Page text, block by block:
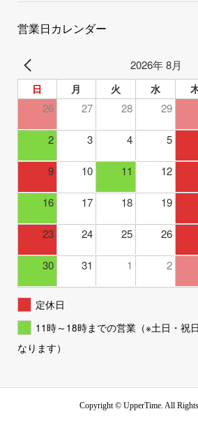
営業日カレンダー
2026年 8月
日 月 火 水
26 27 28 29
2 3 4 5
9 10 11 12
16 17 18 19
23 24 25 26
30 31 1 2
定休日
11時～18時までの営業（※土日・祝
なります）
Copyright ©UpperTime. All Rights